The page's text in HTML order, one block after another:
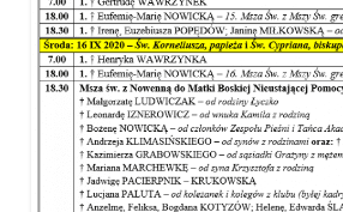
Nasz patron
Kościół Rektoracki
Vademecum
Wspólnoty parafialne